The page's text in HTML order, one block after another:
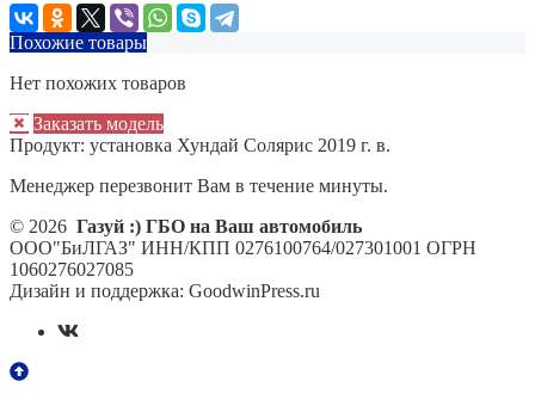
Похожие товары
Нет похожих товаров
Заказать модель
Продукт: установка Хундай Солярис 2019 г. в.
Менеджер перезвонит Вам в течение минуты.
© 2026 Газуй :) ГБО на Ваш автомобиль
ООО"БиЛГАЗ" ИНН/КПП 0276100764/027301001 ОГРН
1060276027085
Дизайн и поддержка: GoodwinPress.ru